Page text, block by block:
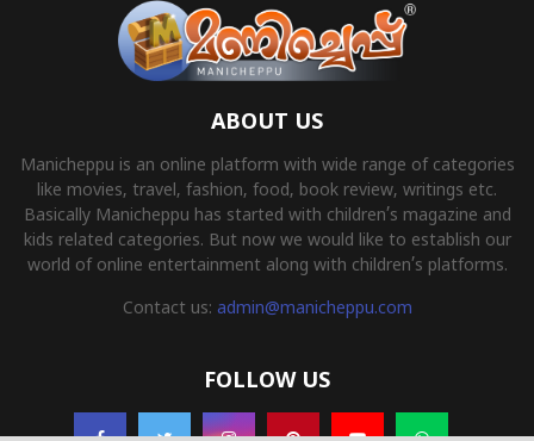
ABOUT US
Manicheppu is an online platform with wide range of categories
like movies, travel, fashion, food, book review, writings etc.
Basically Manicheppu has started with children’s magazine and
kids related categories. But now we would like to establish our
world of online entertainment along with children’s platforms.
Contact us: admin@manicheppu.com
FOLLOW US